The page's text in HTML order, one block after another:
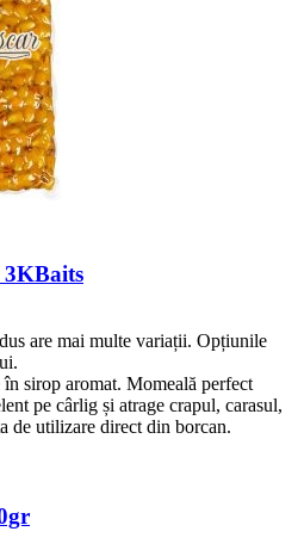
are mai multe variații. Opțiunile
sirop aromat. Momeală perfect
pe cârlig și atrage crapul, carasul,
de utilizare direct din borcan.